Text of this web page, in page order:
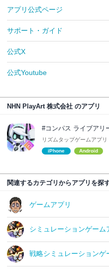
アプリ公式ページ
サポート・ガイド
公式X
公式Youtube
NHN PlayArt 株式会社 のアプリ
#コンパス ライブアリ
リズムタップゲームアプリ
iPhone Android
関連するカテゴリからアプリを探
ゲームアプリ
シミュレーションゲーム
戦略シミュレーションゲ